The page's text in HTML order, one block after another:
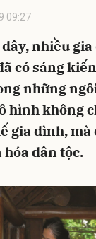
09:27
nhiều
có sáng
những
hình không
gia đình, mà
hóa dân tộc.